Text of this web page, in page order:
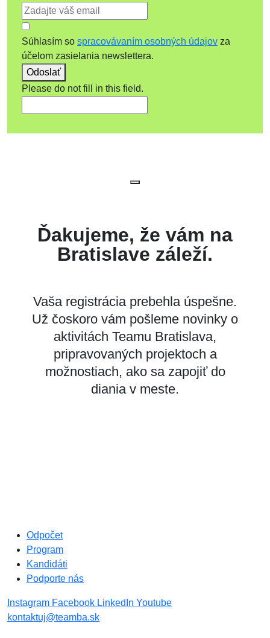
Súhlasím so spracovávaním osobných údajov za
účelom zasielania newslettera.
Odoslať
Please do not fill in this field.
Ďakujeme, že vám na
Bratislave záleží.
Vaša registrácia prebehla úspešne.
Už čoskoro vám pošleme novinky o
aktivitách Teamu Bratislava,
pripravovaných projektoch a
možnostiach, ako sa zapojiť do
diania v meste.
Odpočet
Program
Kandidáti
Podporte nás
Instagram Facebook LinkedIn Youtube
kontaktuj@teamba.sk